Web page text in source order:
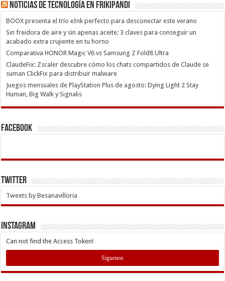
Noticias de Tecnología en Frikipandi
BOOX presenta el trío eInk perfecto para desconectar este verano
Sin freidora de aire y sin apenas aceite: 3 claves para conseguir un
acabado extra crujiente en tu horno
Comparativa HONOR Magic V6 vs Samsung Z Fold8 Ultra
ClaudeFix: Zscaler descubre cómo los chats compartidos de Claude se
suman ClickFix para distribuir malware
Juegos mensuales de PlayStation Plus de agosto: Dying Light 2 Stay
Human, Big Walk y Signalis
Facebook
Twitter
Tweets by Besanavilloria
INSTAGRAM
Can not find the Access Token!
Siguenos